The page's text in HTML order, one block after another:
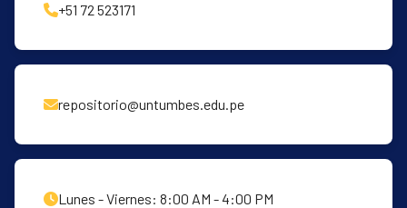
+51 72 523171
repositorio@untumbes.edu.pe
Lunes - Viernes: 8:00 AM - 4:00 PM